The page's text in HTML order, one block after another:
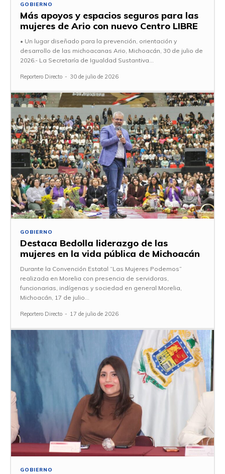
GOBIERNO
Más apoyos y espacios seguros para las
mujeres de Ario con nuevo Centro LIBRE
• Un lugar diseñado para la prevención, orientación y
desarrollo de las michoacanas Ario, Michoacán, 30 de julio de
2026.- La Secretaría de Igualdad Sustantiva...
Reportero Directo - 30 de julio de 2026
GOBIERNO
Destaca Bedolla liderazgo de las
mujeres en la vida pública de Michoacán
Durante la Convención Estatal “Las Mujeres Podemos”
realizada en Morelia con presencia de servidoras,
funcionarias, indígenas y sociedad en general Morelia,
Michoacán, 17 de julio...
Reportero Directo - 17 de julio de 2026
GOBIERNO